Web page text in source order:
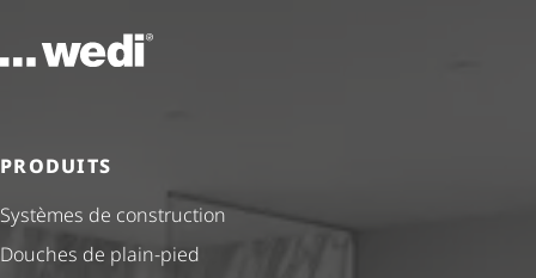
Vers la page d'accueil
PRODUITS
Systèmes de construction
Douches de plain-pied